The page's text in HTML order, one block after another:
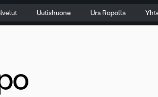
Uutishuone Ura Ropolla